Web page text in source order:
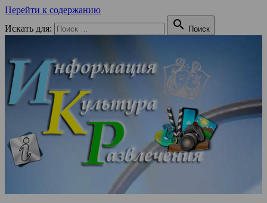
Перейти к содержанию
Искать для:
 Поиск